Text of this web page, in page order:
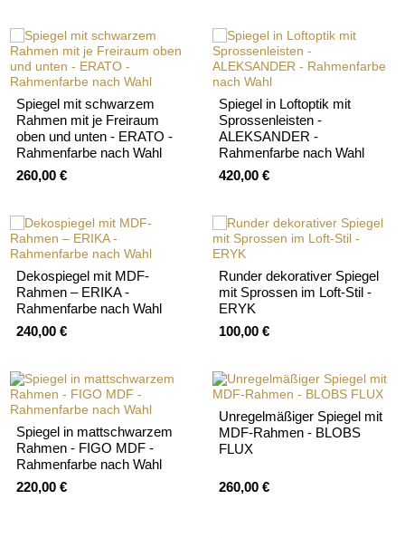
Spiegel mit schwarzem
Rahmen mit je Freiraum
oben und unten - ERATO -
Rahmenfarbe nach Wahl
260,00 €
Spiegel in Loftoptik mit
Sprossenleisten -
ALEKSANDER -
Rahmenfarbe nach Wahl
420,00 €
Dekospiegel mit MDF-
Rahmen – ERIKA -
Rahmenfarbe nach Wahl
240,00 €
Runder dekorativer Spiegel
mit Sprossen im Loft-Stil -
ERYK
100,00 €
Spiegel in mattschwarzem
Rahmen - FIGO MDF -
Rahmenfarbe nach Wahl
220,00 €
Unregelmäßiger Spiegel mit
MDF-Rahmen - BLOBS
FLUX
260,00 €